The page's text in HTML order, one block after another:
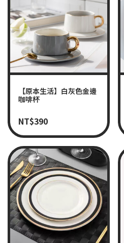
【原本生活】白灰色金邊
咖啡杯
NT$390